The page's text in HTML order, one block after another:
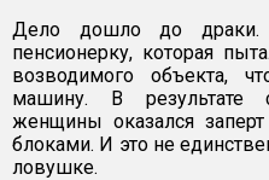
Дело дошло до драки.
пенсионерку, которая
возводимого объекта,
машину. В результате
женщины оказался
блоками. И это не
ловушке.